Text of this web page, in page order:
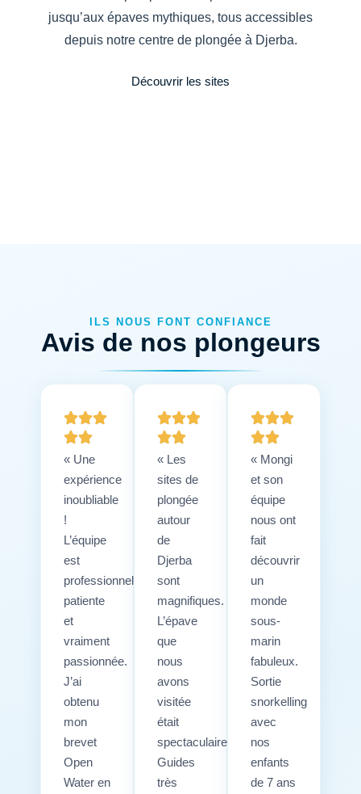
jusqu’aux épaves mythiques, tous accessibles
depuis notre centre de plongée à Djerba.
Découvrir les sites
ILS NOUS FONT CONFIANCE
Avis de nos plongeurs
« Une
expérience
inoubliable
!
L’équipe
est
professionnelle,
patiente
et
vraiment
passionnée.
J’ai
obtenu
mon
brevet
Open
Water en
« Les
sites de
plongée
autour
de
Djerba
sont
magnifiques.
L’épave
que
nous
avons
visitée
était
spectaculaire.
Guides
très
« Mongi
et son
équipe
nous ont
fait
découvrir
un
monde
sous-
marin
fabuleux.
Sortie
snorkelling
avec
nos
enfants
de 7 ans